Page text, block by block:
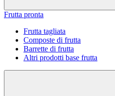
Frutta pronta
Frutta tagliata
Composte di frutta
Barrette di frutta
Altri prodotti base frutta